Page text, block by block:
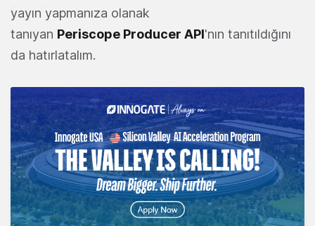
yayın yapmanıza olanak
tanıyan Periscope Producer API'nın tanıtıldığını
da hatırlatalım.